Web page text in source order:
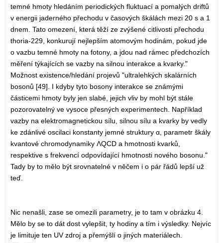
temné hmoty hledáním periodických fluktuací a pomalých driftů
v energii jaderného přechodu v časových škálách mezi 20 s a 1
dnem. Tato omezení, která těží ze zvýšené citlivosti přechodu
thoria-229, konkurují nejlepším atomovým hodinám, pokud jde
o vazbu temné hmoty na fotony, a jdou nad rámec předchozích
měření týkajících se vazby na silnou interakce a kvarky."
Možnost existence/hledání projevů "ultralehkých skalárních
bosonů [49]. I kdyby tyto bosony interakce se známými
částicemi hmoty byly jen slabé, jejich vliv by mohl být stále
pozorovatelný ve vysoce přesných experimentech. Například
vazby na elektromagnetickou sílu, silnou sílu a kvarky by vedly
ke zdánlivé oscilaci konstanty jemné struktury α, parametr škály
kvantové chromodynamiky ΛQCD a hmotnosti kvarků,
respektive s frekvencí odpovídající hmotnosti nového bosonu."
Tady by to mělo být srovnatelné v něčem i o pár řádů lepší už
teď.
Nic nenašli, zase se omezili parametry, je to tam v obrázku 4.
Mělo by se to dát dost vylepšit, ty hodiny a tím i výsledky. Nejvíc
je limituje ten UV zdroj a přemýšlí o jiných materiálech.